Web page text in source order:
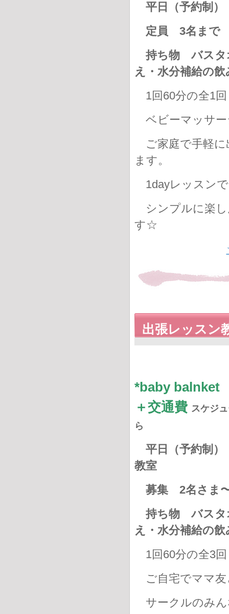
平日（予約
定員 3名まで
持ち物バスタ
え・水分補給
1回60分の全1回
ベビーマッサー
ご家庭で手軽に
ます。
1dayレッスンで
シンプルに楽し
す☆
出張レッスン
*baby balnket
＋交通費 スケジ
ら
平日（予約
教室
募集 2名さま
持ち物バスタ
え・水分補給
1回60分の全3回
ご自宅でママ友
サークルのみん